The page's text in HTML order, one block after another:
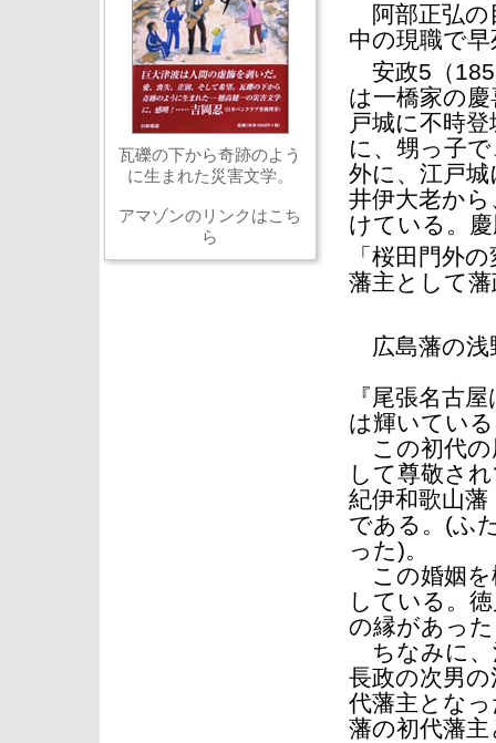
阿部正弘の
中の現職で
安政5（
は一橋家の
戸城に不時
に、甥っ子
外に、江戸
井伊大老か
けている。
「桜田門外
藩主として
広島藩の浅
『尾張名古
は輝いてい
この初代の
して尊敬さ
紀伊和歌山
である。(ふ
った)。
この婚姻を
している。
の縁があっ
ちなみに、
長政の次男
代藩主とな
藩の初代藩
瓦礫の下から奇跡のよう
に生まれた災害文学。
アマゾンのリンクはこち
ら